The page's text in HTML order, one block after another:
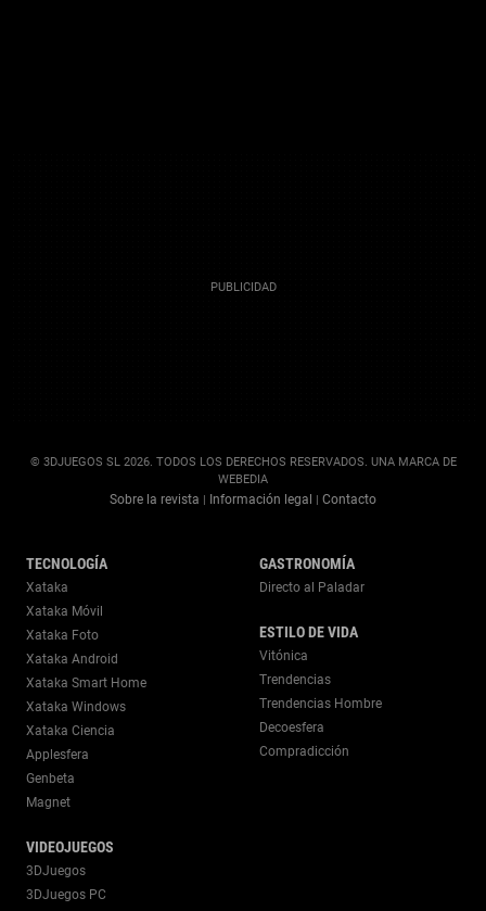
© 3DJUEGOS SL 2026. TODOS LOS DERECHOS RESERVADOS. UNA MARCA DE
WEBEDIA
Sobre la revista Información legal Contacto
TECNOLOGÍA
Xataka
Xataka Móvil
Xataka Foto
Xataka Android
Xataka Smart Home
Xataka Windows
Xataka Ciencia
Applesfera
Genbeta
Magnet
VIDEOJUEGOS
3DJuegos
3DJuegos PC
GASTRONOMÍA
Directo al Paladar
ESTILO DE VIDA
Vitónica
Trendencias
Trendencias Hombre
Decoesfera
Compradicción